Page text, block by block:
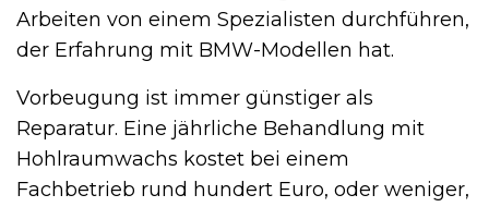
Arbeiten von einem Spezialisten durchführen,
der Erfahrung mit BMW-Modellen hat.
Vorbeugung ist immer günstiger als
Reparatur. Eine jährliche Behandlung mit
Hohlraumwachs kostet bei einem
Fachbetrieb rund hundert Euro, oder weniger,